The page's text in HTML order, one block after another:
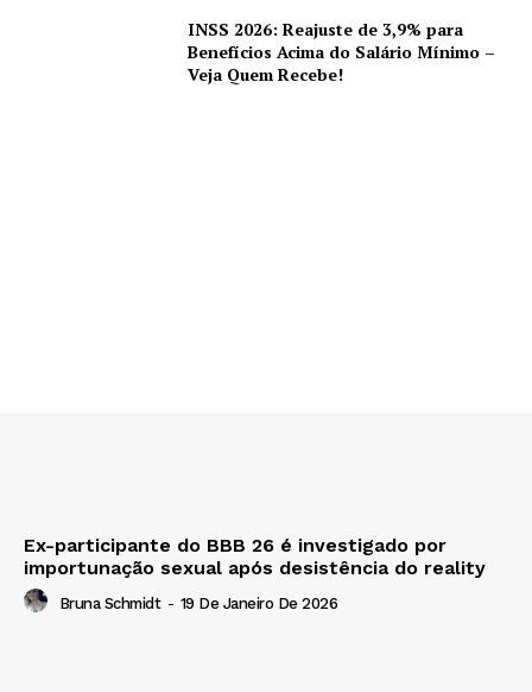
INSS 2026: Reajuste de 3,9% para
Benefícios Acima do Salário Mínimo –
Veja Quem Recebe!
Ex-participante do BBB 26 é investigado por
importunação sexual após desistência do reality
Bruna Schmidt - 19 De Janeiro De 2026